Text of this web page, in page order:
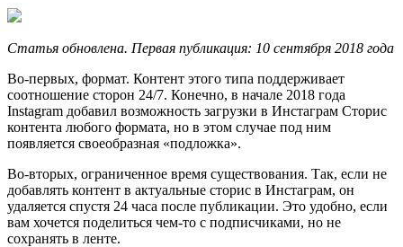
Статья обновлена. Первая публикация: 10 сентября 2018 года
Во-первых, формат. Контент этого типа поддерживает
соотношение сторон 24/7. Конечно, в начале 2018 года
Instagram добавил возможность загрузки в Инстаграм Сторис
контента любого формата, но в этом случае под ним
появляется своеобразная «подложка».
Во-вторых, ограниченное время существования. Так, если не
добавлять контент в актуальные сторис в Инстаграм, он
удаляется спустя 24 часа после публикации. Это удобно, если
вам хочется поделиться чем-то с подписчиками, но не
сохранять в ленте.